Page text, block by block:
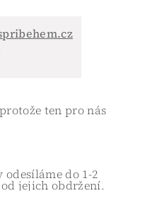
ten pro nás
odesíláme do 1-2
jejich obdržení.